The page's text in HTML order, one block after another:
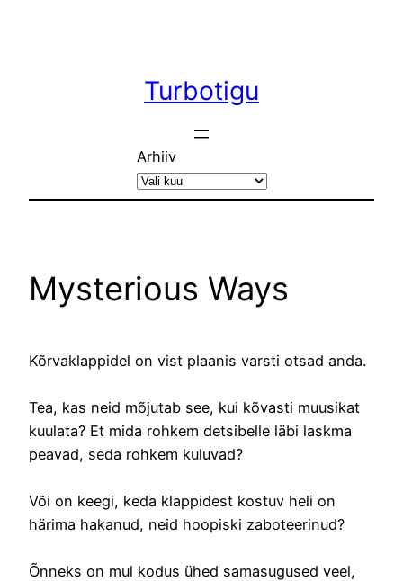
Turbotigu
Arhiiv
Mysterious Ways
Kõrvaklappidel on vist plaanis varsti otsad anda.
Tea, kas neid mõjutab see, kui kõvasti muusikat
kuulata? Et mida rohkem detsibelle läbi laskma
peavad, seda rohkem kuluvad?
Või on keegi, keda klappidest kostuv heli on
härima hakanud, neid hoopiski zaboteerinud?
Õnneks on mul kodus ühed samasugused veel,